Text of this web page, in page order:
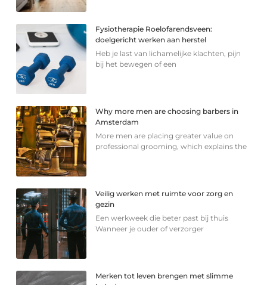
Fysiotherapie Roelofarendsveen:
doelgericht werken aan herstel
Heb je last van lichamelijke klachten, pijn
bij het bewegen of een
Why more men are choosing barbers in
Amsterdam
More men are placing greater value on
professional grooming, which explains the
Veilig werken met ruimte voor zorg en
gezin
Een werkweek die beter past bij thuis
Wanneer je ouder of verzorger
Merken tot leven brengen met slimme